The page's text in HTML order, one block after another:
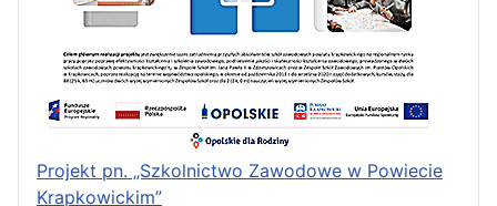
Projekt pn. „Szkolnictwo Zawodowe w Powiecie
Krapkowickim”